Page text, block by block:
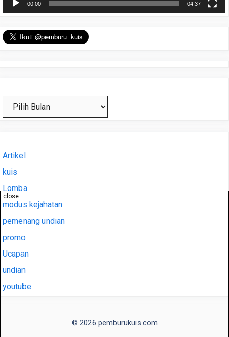
close
00:00 04:37
Arsip
Artikel
kuis
Lomba
modus kejahatan
pemenang undian
promo
Ucapan
undian
youtube
© 2026 pemburukuis.com